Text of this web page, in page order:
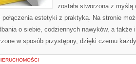
została stworzona z
estetyki z praktyką. Na stronie
o siebie, codziennych nawyków, a także
w sposób przystępny, dzięki czemu